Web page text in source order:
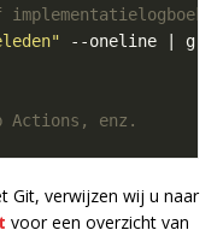
Actions, enz.
Git, verwijzen wij u naar
voor een overzicht van